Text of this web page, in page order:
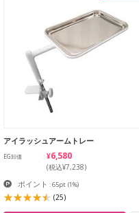
アイラッシュアームトレー
EG卸価 ¥6,580
(税込¥7,238)
ポイント : 65pt (1%)
(25)